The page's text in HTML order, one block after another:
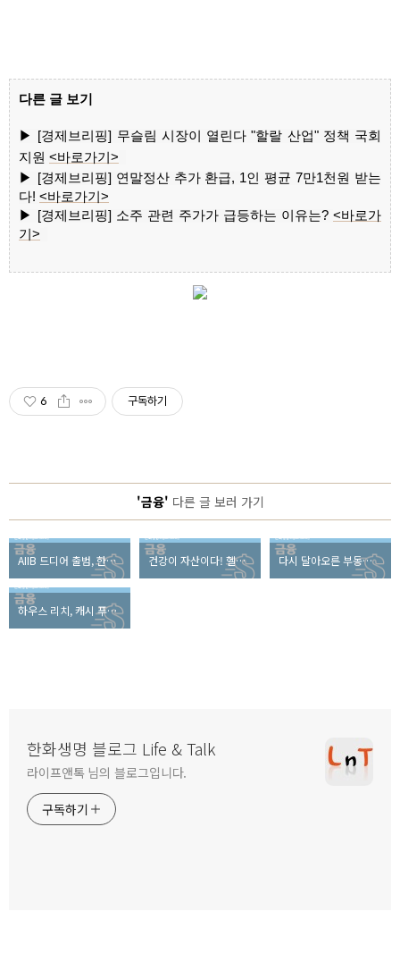
다른 글 보기
▶ [경제브리핑] 무슬림 시장이 열린다 "할랄 산업" 정책 국회
지원 <바로가기>
▶
[경제브리핑] 연말정산 추가 환급, 1인 평균 7만1천원 받는
다! <바로가기>
▶
[경제브리핑] 소주 관련 주가가 급등하는 이유는? <바로가
기>
6 구독하기
'금융' 다른 글 보러 가기
AIIB 드디어 출범, 한국의 지분은? 건강이 자산이다! 헬스 푸어가 없는 건강한 100세 시대를 맞이하려면? 다시 달아오른 부동산, 현명한 투자방법은?
하우스 리치, 캐시 푸어가 되지 않기 위해 반드시 알아야 할 이것은?
한화생명 블로그 Life & Talk
라이프앤톡 님의 블로그입니다.
구독하기